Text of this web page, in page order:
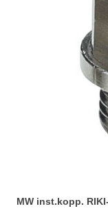
MW inst.kopp.